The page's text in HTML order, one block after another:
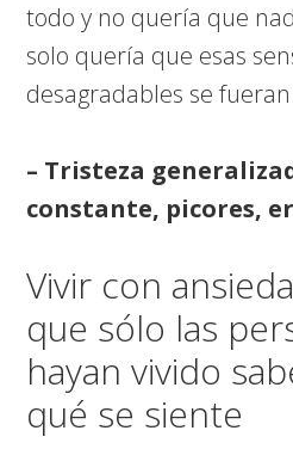
todo y no quería que
solo quería que esas
desagradables se fueran.
– Tristeza
constante, picores,
Vivir con
que sólo las
hayan vivido
qué se siente